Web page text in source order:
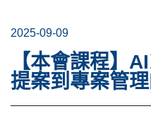
2025-09-09
【本會課程】
提案到專案管